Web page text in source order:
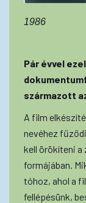
1986
Pár évvel
származott
A film
nevéhez
kell örökíteni a
formájában.
tóhoz, ahol a
fellépésünk,